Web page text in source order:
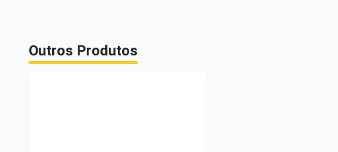
Outros Produtos